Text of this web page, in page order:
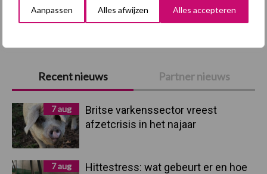
Aanpassen Alles afwijzen Alles accepteren
Primaire
Sidebar
Recent nieuws Partner nieuws
7 aug
Britse varkenssector vreest
afzetcrisis in het najaar
7 aug
Hittestress: wat gebeurt er en hoe
Toon meer